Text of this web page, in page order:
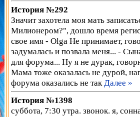
История №292
Значит захотела моя мать
Милионером?", дошло время
свое имя - Olga Не принимает,
задумалась и позвала меня... -
для форума... Ну я не дурак,
Мама тоже оказалась не дурой,
форума оказались не такДалее »
История №1398
суббота, 7:30 утра. звонок. я,